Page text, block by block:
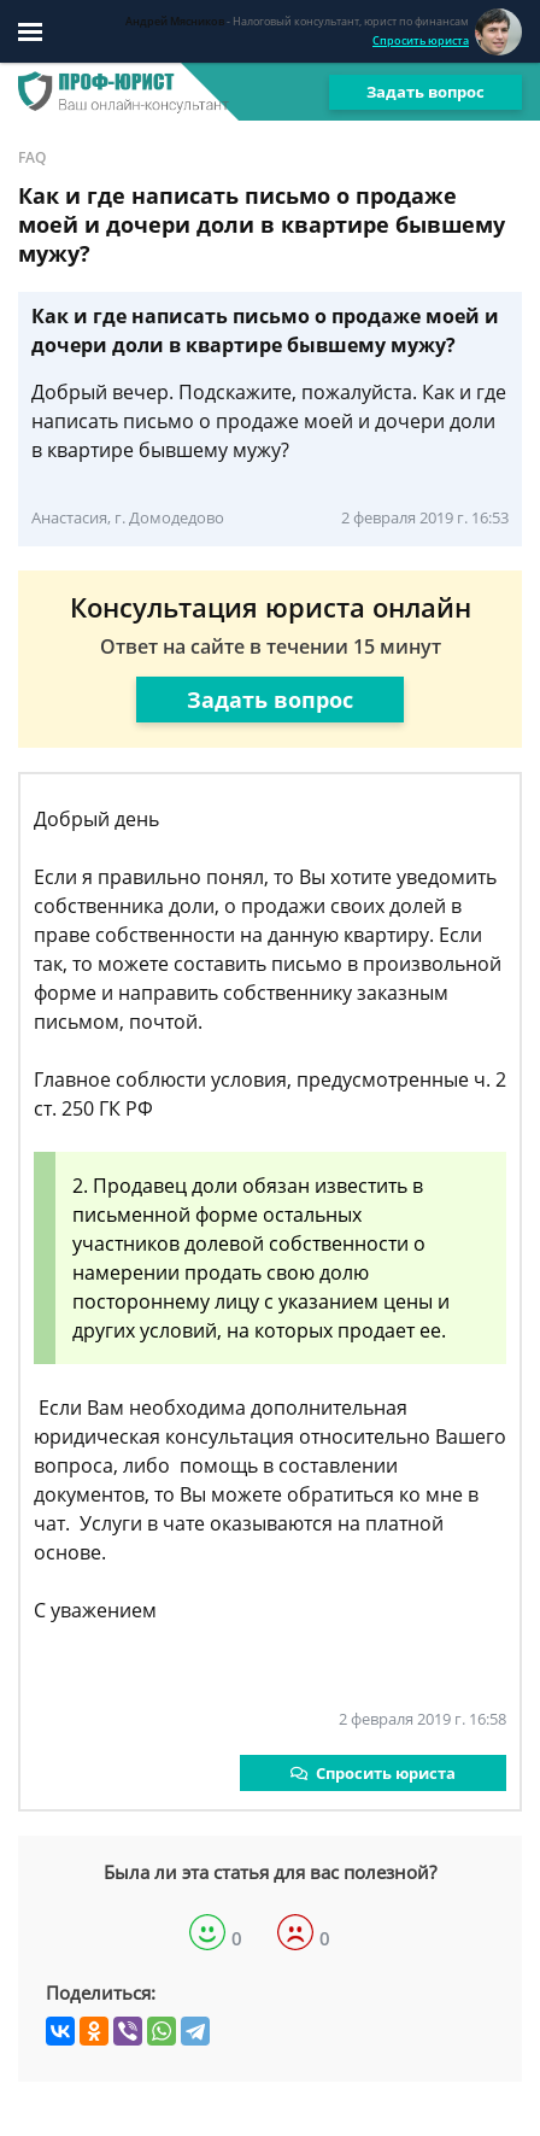
Андрей Мясников- Налоговый консультант, юрист по финансам
Спросить юриста
Задать вопрос
FAQ
Как и где написать письмо о продаже
моей и дочери доли в квартире бывшему
мужу?
Как и где написать письмо о продаже моей и
дочери доли в квартире бывшему мужу?
Добрый вечер. Подскажите, пожалуйста. Как и где
написать письмо о продаже моей и дочери доли
в квартире бывшему мужу?
Анастасия, г. Домодедово 2 февраля 2019 г. 16:53
Консультация юриста онлайн
Ответ на сайте в течении 15 минут
Задать вопрос
Добрый день
Если я правильно понял, то Вы хотите уведомить
собственника доли, о продажи своих долей в
праве собственности на данную квартиру. Если
так, то можете составить письмо в произвольной
форме и направить собственнику заказным
письмом, почтой.
Главное соблюсти условия, предусмотренные ч. 2
ст. 250 ГК РФ
2. Продавец доли обязан известить в
письменной форме остальных
участников долевой собственности о
намерении продать свою долю
постороннему лицу с указанием цены и
других условий, на которых продает ее.
Если Вам необходима дополнительная
юридическая консультация относительно Вашего
вопроса, либо помощь в составлении
документов, то Вы можете обратиться ко мне в
чат. Услуги в чате оказываются на платной
основе.
С уважением
2 февраля 2019 г. 16:58
Спросить юриста
Была ли эта статья для вас полезной?
0 0
Поделиться: